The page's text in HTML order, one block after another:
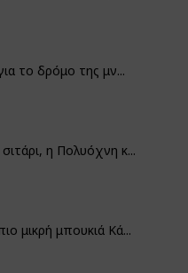
το δρόμο της μν...
η Πολυόχνη κ...
μικρή μπουκιά Κά...